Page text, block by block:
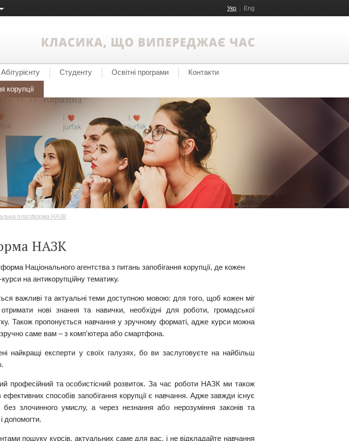
Укр Eng
Абітурієнту Студенту Освітні програми
Контакти
корупції
платформа НАЗК
НАЗК
Національного агентства з питань запобігання корупції, де кожен
на антикорупційну тематику.
важливі та актуальні теми доступною мовою: для того, щоб кожен міг
нові знання та навички, необхідні для роботи, громадської
Також пропонується навчання у зручному форматі, адже курси можна
саме вам – з комп'ютера або смартфона.
найкращі експерти у своїх галузях, бо ви заслуговуєте на найбільш
професійний та особистісний розвиток. За час роботи НАЗК ми також
способів запобігання корупції є навчання. Адже завжди існує
злочинного умислу, а через незнання або нерозуміння законів та
допомогти.
пошуку курсів, актуальних саме для вас, і не відкладайте навчання